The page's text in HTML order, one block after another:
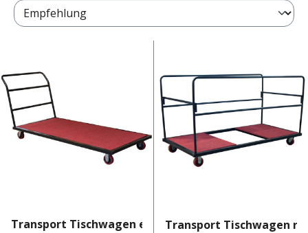
Transport Tischwagen eckig Transport Tischwagen